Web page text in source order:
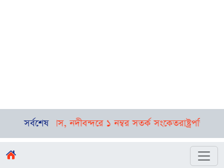
সর্বশেষনদীবন্দরে ১ নম্বর সতর্ক সংকেতরাষ্ট্রপতি